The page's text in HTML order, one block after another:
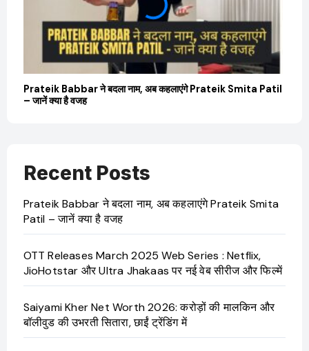
Prateik Babbar ने बदला नाम, अब कहलाएंगे Prateik Smita Patil
– जानें क्या है वजह
Recent Posts
Prateik Babbar ने बदला नाम, अब कहलाएंगे Prateik Smita
Patil – जानें क्या है वजह
OTT Releases March 2025 Web Series : Netflix,
JioHotstar और Ultra Jhakaas पर नई वेब सीरीज और फिल्में
Saiyami Kher Net Worth 2026: करोड़ों की मालकिन और
बॉलीवुड की उभरती सितारा, छाईं ट्रेंडिंग में